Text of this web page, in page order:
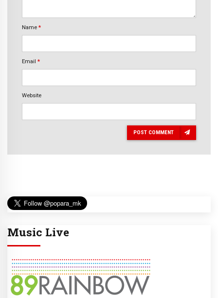
Name *
Email *
Website
POST COMMENT
Music Live